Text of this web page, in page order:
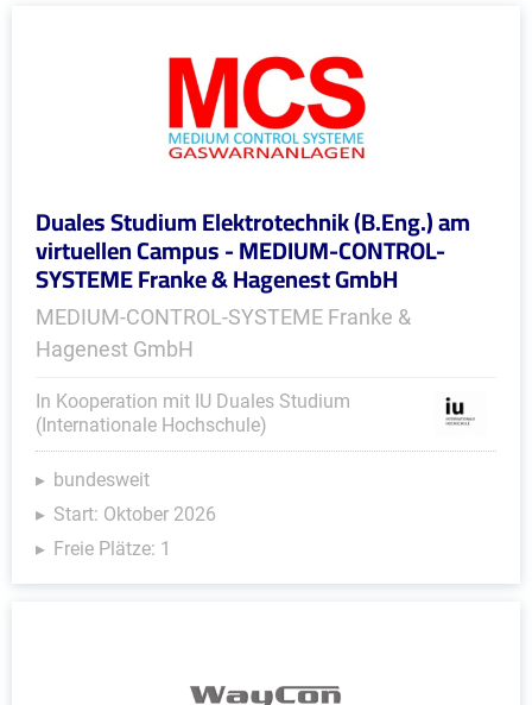
Duales Studium Elektrotechnik (B.Eng.) am
virtuellen Campus - MEDIUM-CONTROL-
SYSTEME Franke & Hagenest GmbH
MEDIUM-CONTROL-SYSTEME Franke &
Hagenest GmbH
In Kooperation mit IU Duales Studium
(Internationale Hochschule)
bundesweit
Start: Oktober 2026
Freie Plätze: 1